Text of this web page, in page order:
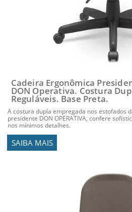
Cadeira Ergonômica
DON Operativa. Costura
Reguláveis. Base Preta.
A costura dupla empregada nos estofados
presidente DON OPERATIVA, confere
nos mínimos detalhes.
SAIBA MAIS